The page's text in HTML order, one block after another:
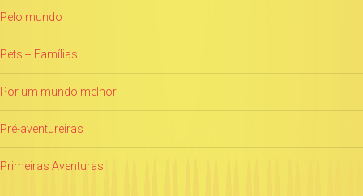
Pelo mundo
Pets + Famílias
Por um mundo melhor
Pré-aventureiras
Primeiras Aventuras